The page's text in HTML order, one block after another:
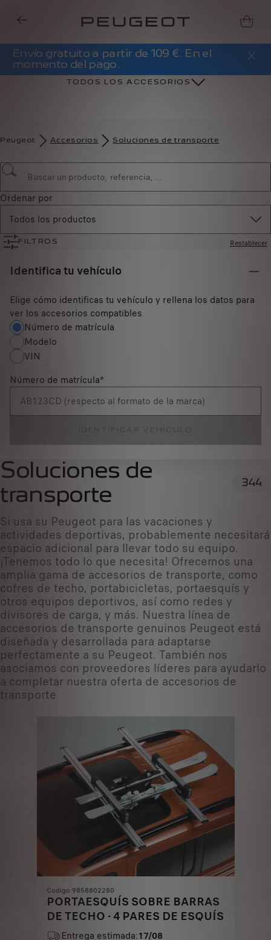
Envío gratuito a partir de 109 €. En el
momento del pago.
TODOS LOS ACCESORIOS
Peugeot Accesorios Soluciones de transporte
Ordenar por
Todos los productos
FILTROS Restablecer
Identifica tu vehículo
Elige cómo identificas tu vehículo y rellena los datos para
ver los accesorios compatibles
Número de matrícula
Modelo
VIN
Número de matrícula*
Soluciones de
transporte
344
Si usa su Peugeot para las vacaciones y
actividades deportivas, probablemente necesitará
espacio adicional para llevar todo su equipo.
¡Tenemos todo lo que necesita! Ofrecemos una
amplia gama de accesorios de transporte, como
cofres de techo, portabicicletas, portaesquís y
otros equipos deportivos, así como redes y
divisores de carga, y más. Nuestra línea de
accesorios de transporte genuinos Peugeot está
diseñada y desarrollada para adaptarse
perfectamente a su Peugeot. También nos
asociamos con proveedores líderes para ayudarlo
a completar nuestra oferta de accesorios de
transporte
Codigo 9858802280
PORTAESQUÍS SOBRE BARRAS
DE TECHO - 4 PARES DE ESQUÍS
Entrega estimada:17/08